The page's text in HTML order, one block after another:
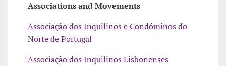
Associations and Movements
Associação dos Inquilinos e Condóminos do
Norte de Portugal
Associação dos Inquilinos Lisbonenses